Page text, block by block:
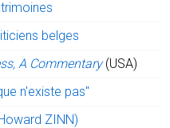
belges
A Commentary (USA)
n'existe pas"
ZINN)